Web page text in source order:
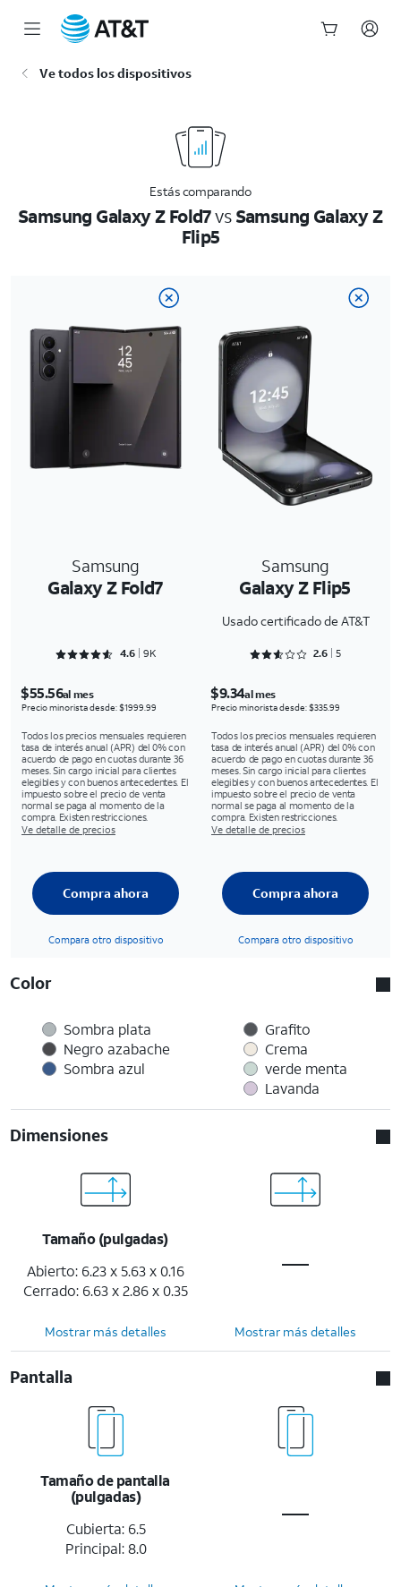
Ve todos los dispositivos
Estás comparando
Samsung Galaxy Z Fold7vsSamsung Galaxy Z
Flip5
Samsung
Galaxy Z Fold7
Samsung
Galaxy Z Flip5
Usado certificado de AT&T
Rated 4.6569 out of 5
4.6 9K Rated 2.6 out of 5
2.6 5
$55.56al mes
Precio minorista desde: $1999.99
Todos los precios mensuales requieren
tasa de interés anual (APR) del 0% con
acuerdo de pago en cuotas durante 36
meses. Sin cargo inicial para clientes
elegibles y con buenos antecedentes. El
impuesto sobre el precio de venta
normal se paga al momento de la
compra. Existen restricciones.
Ve detalle de precios
$9.34al mes
Precio minorista desde: $335.99
Todos los precios mensuales requieren
tasa de interés anual (APR) del 0% con
acuerdo de pago en cuotas durante 36
meses. Sin cargo inicial para clientes
elegibles y con buenos antecedentes. El
impuesto sobre el precio de venta
normal se paga al momento de la
compra. Existen restricciones.
Ve detalle de precios
Compra ahora
Compara otro dispositivo
Compra ahora
Compara otro dispositivo
Color
Sombra plata
Negro azabache
Sombra azul
Grafito
Crema
verde menta
Lavanda
Dimensiones
Tamaño (pulgadas)
Abierto: 6.23 x 5.63 x 0.16
Cerrado: 6.63 x 2.86 x 0.35
Mostrar más detalles Mostrar más detalles
Pantalla
Tamaño de pantalla
(pulgadas)
Cubierta: 6.5
Principal: 8.0